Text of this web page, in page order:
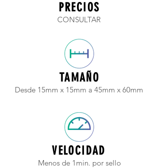
PRECIOS
CONSULTAR
TAMAÑO
Desde 15mm x 15mm a 45mm x 60mm
VELOCIDAD
Menos de 1min. por sello